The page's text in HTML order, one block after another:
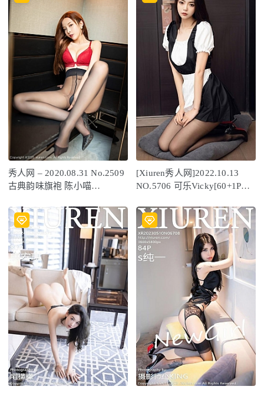
秀人网 – 2020.08.31 No.2509
古典韵味旗袍 陈小喵
[Xiuren秀人网]2022.10.13
NO.5706 可乐Vicky[60+1P／